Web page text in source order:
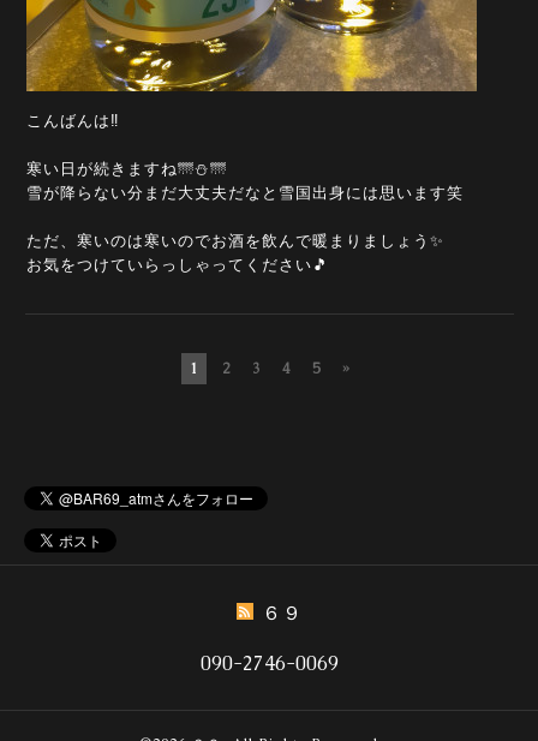
こんばんは‼️
寒い日が続きますね🌁⛄🌁
雪が降らない分まだ大丈夫だなと雪国出身には思います笑
ただ、寒いのは寒いのでお酒を飲んで暖まりましょう✨
お気をつけていらっしゃってください🎵
1 2 3 4 5 »
６９
090-2746-0069